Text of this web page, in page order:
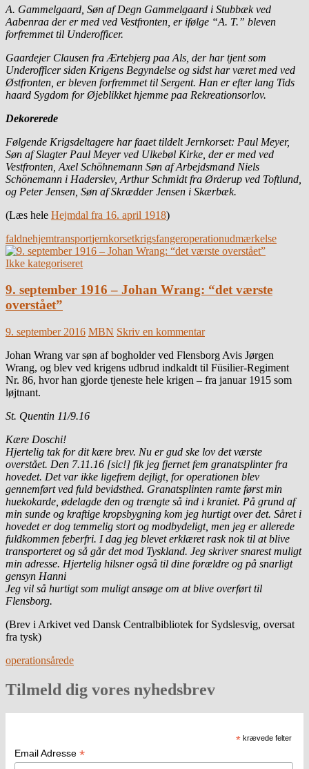
A. Gammelgaard, Søn af Degn Gammelgaard i Stubbæk ved
Aabenraa der er med ved Vestfronten, er ifølge “A. T.” bleven
forfremmet til Underofficer.
Gaardejer Clausen fra Ærtebjerg paa Als, der har tjent som
Underofficer siden Krigens Begyndelse og sidst har været med ved
Østfronten, er bleven forfremmet til Sergent. Han er efter lang Tids
haard Sygdom for Øjeblikket hjemme paa Rekreationsorlov.
Dekorerede
Følgende Krigsdeltagere har faaet tildelt Jernkorset: Paul Meyer,
Søn af Slagter Paul Meyer ved Ulkebøl Kirke, der er med ved
Vestfronten, Axel Schöhnemann Søn af Arbejdsmand Niels
Schönemann i Haderslev, Arthur Schmidt fra Ørderup ved Toftlund,
og Peter Jensen, Søn af Skrædder Jensen i Skærbæk.
(Læs hele Hejmdal fra 16. april 1918)
faldnehjemtransportjernkorsetkrigsfangeroperationudmærkelse
Ikke kategoriseret
9. september 1916 – Johan Wrang: “det værste
overstået”
9. september 2016 MBN Skriv en kommentar
Johan Wrang var søn af bogholder ved Flensborg Avis Jørgen
Wrang, og blev ved krigens udbrud indkaldt til Füsilier-Regiment
Nr. 86, hvor han gjorde tjeneste hele krigen – fra januar 1915 som
løjtnant.
St. Quentin 11/9.16
Kære Doschi!
Hjertelig tak for dit kære brev. Nu er gud ske lov det værste
overstået. Den 7.11.16 [sic!] fik jeg fjernet fem granatsplinter fra
hovedet. Det var ikke ligefrem dejligt, for operationen blev
gennemført ved fuld bevidsthed. Granatsplinten ramte først min
huekokarde, ødelagde den og trængte så ind i kraniet. På grund af
min sunde og kraftige kropsbygning kom jeg hurtigt over det. Såret i
hovedet er dog temmelig stort og modbydeligt, men jeg er allerede
fuldkommen feberfri. I dag jeg blevet erklæret rask nok til at blive
transporteret og så går det mod Tyskland. Jeg skriver snarest muligt
min adresse. Hjertelig hilsner også til dine forældre og på snarligt
gensyn Hanni
Jeg vil så hurtigt som muligt ansøge om at blive overført til
Flensborg.
(Brev i Arkivet ved Dansk Centralbibliotek for Sydslesvig, oversat
fra tysk)
operationsårede
Tilmeld dig vores nyhedsbrev
* krævede felter
Email Adresse *